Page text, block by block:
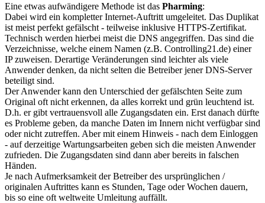
Eine etwas aufwändigere Methode ist das Pharming:
Dabei wird ein kompletter Internet-Auftritt umgeleitet. Das Duplikat
ist meist perfekt gefälscht - teilweise inklusive HTTPS-Zertifikat.
Technisch werden hierbei meist die DNS angegriffen. Das sind die
Verzeichnisse, welche einem Namen (z.B. Controlling21.de) einer
IP zuweisen. Derartige Veränderungen sind leichter als viele
Anwender denken, da nicht selten die Betreiber jener DNS-Server
beteiligt sind.
Der Anwender kann den Unterschied der gefälschten Seite zum
Original oft nicht erkennen, da alles korrekt und grün leuchtend ist.
D.h. er gibt vertrauensvoll alle Zugangsdaten ein. Erst danach dürfte
es Probleme geben, da manche Daten im Innern nicht verfügbar sind
oder nicht zutreffen. Aber mit einem Hinweis - nach dem Einloggen
- auf derzeitige Wartungsarbeiten geben sich die meisten Anwender
zufrieden. Die Zugangsdaten sind dann aber bereits in falschen
Händen.
Je nach Aufmerksamkeit der Betreiber des ursprünglichen /
originalen Auftrittes kann es Stunden, Tage oder Wochen dauern,
bis so eine oft weltweite Umleitung auffällt.